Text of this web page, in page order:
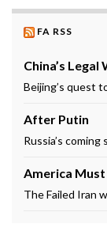
FA RSS
China’s Legal
Beijing’s quest
After Putin
Russia’s
America
The Failed Iran